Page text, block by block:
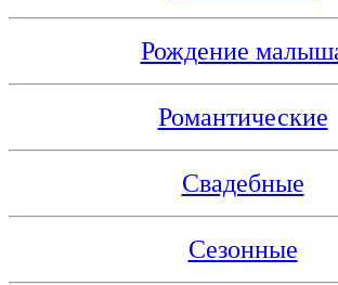
Рождение
Романтические
Свадебные
Сезонные